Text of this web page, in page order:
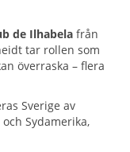
de Ilhabela från
tar rollen som
överraska – flera
Sverige av
Sydamerika,